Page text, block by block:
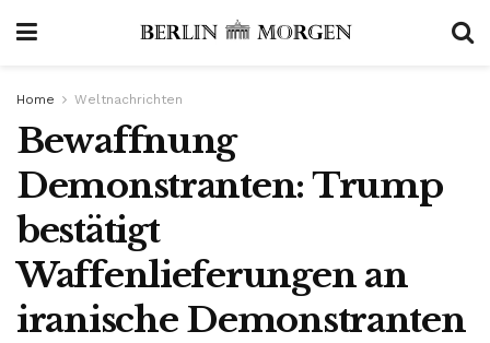
Home Weltnachrichten
Bewaffnung
Demonstranten: Trump
bestätigt
Waffenlieferungen an
iranische Demonstranten